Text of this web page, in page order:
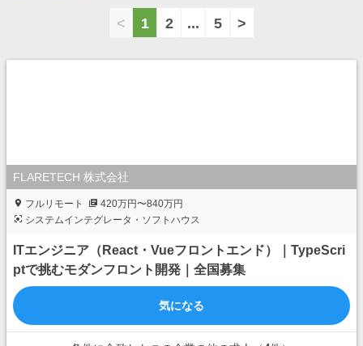
< 1 2 ... 5 >
FLARETECH 株式会社
フルリモート
420万円〜840万円
システムインテグレータ・ソフトハウス
ITエンジニア（React・Vueフロントエンド）｜TypeScri
ptで挑むモダンフロント開発｜全国募集
気になる